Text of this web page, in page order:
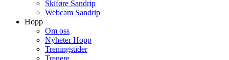
Skiføre Sandrip
Webcam Sandrip
Hopp
Om oss
Nyheter Hopp
Treningstider